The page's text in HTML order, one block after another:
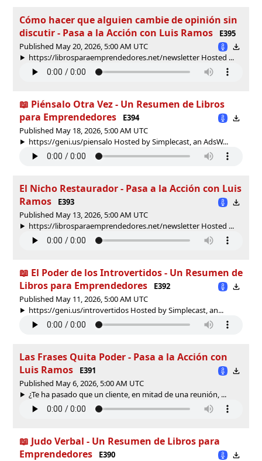
Cómo hacer que alguien cambie de opinión sin
discutir - Pasa a la Acción con Luis Ramos
E395
Published May 20, 2026, 5:00 AM UTC
https://librosparaemprendedores.net/newsletter Hosted ...
📖 Piénsalo Otra Vez - Un Resumen de Libros
para Emprendedores
E394
Published May 18, 2026, 5:00 AM UTC
https://geni.us/piensalo Hosted by Simplecast, an AdsW...
El Nicho Restaurador - Pasa a la Acción con Luis
Ramos
E393
Published May 13, 2026, 5:00 AM UTC
https://librosparaemprendedores.net/newsletter Hosted ...
📖 El Poder de los Introvertidos - Un Resumen de
Libros para Emprendedores
E392
Published May 11, 2026, 5:00 AM UTC
https://geni.us/introvertidos Hosted by Simplecast, an...
Las Frases Quita Poder - Pasa a la Acción con
Luis Ramos
E391
Published May 6, 2026, 5:00 AM UTC
¿Te ha pasado que un cliente, en mitad de una reunión, ...
📖 Judo Verbal - Un Resumen de Libros para
Emprendedores
E390